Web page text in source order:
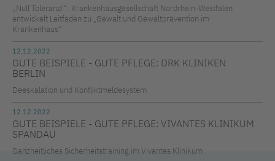
„Null Toleranz!“: Krankenhausgesellschaft Nordrhein-Westfalen
entwickelt Leitfaden zu „Gewalt und Gewaltprävention im
Krankenhaus“
12.12.2022
GUTE BEISPIELE - GUTE PFLEGE: DRK KLINIKEN
BERLIN
Deeskalation und Konfliktmeldesystem
12.12.2022
GUTE BEISPIELE - GUTE PFLEGE: VIVANTES KLINIKUM
SPANDAU
Ganzheitliches Sicherheitstraining im Vivantes Klinikum